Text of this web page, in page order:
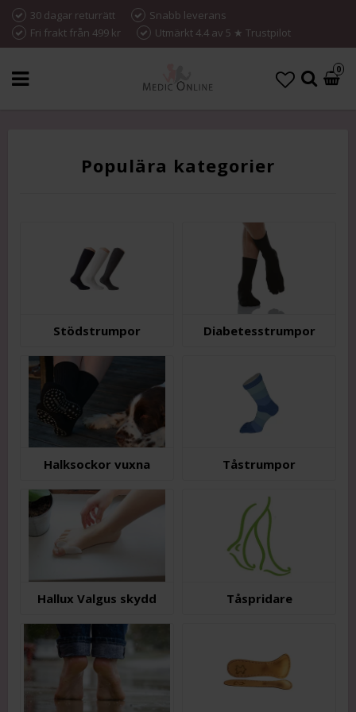
30 dagar returrätt
Snabb leverans
Fri frakt från 499 kr
Utmärkt 4.4 av 5 ★ Trustpilot
0
Populära kategorier
Stödstrumpor D­i­a­b­e­t­e­s­s­t­r­u­m­p­o­r
Halksockor vuxna Tåstrumpor
Hallux Valgus skydd Tåspridare